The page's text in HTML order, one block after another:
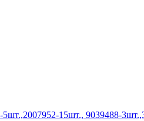
15шт., 9039488-